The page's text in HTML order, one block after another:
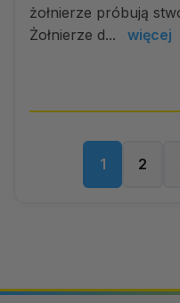
żołnierze próbują
Żołnierze d...
więcej
1 2